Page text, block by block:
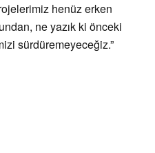
henüz erken
ne yazık ki önceki
sürdüremeyeceğiz.”